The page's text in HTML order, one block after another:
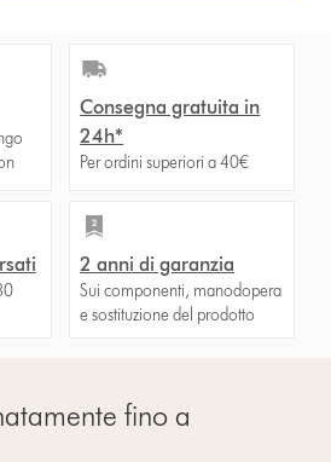
Consegna gratuita in
24h*
Per ordini superiori a 40€
2 anni di garanzia
Sui componenti, manodopera
e sostituzione del prodotto
fino a